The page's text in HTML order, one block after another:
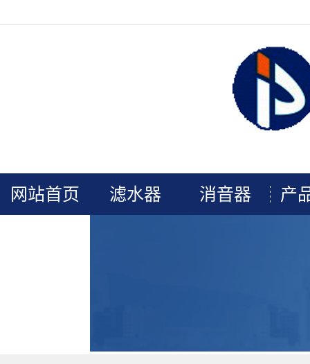
网站首页 滤水器 消音器 产